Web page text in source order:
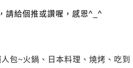
請給個推或讚喔，感恩^_^
包~火鍋、日本料理、燒烤、吃到